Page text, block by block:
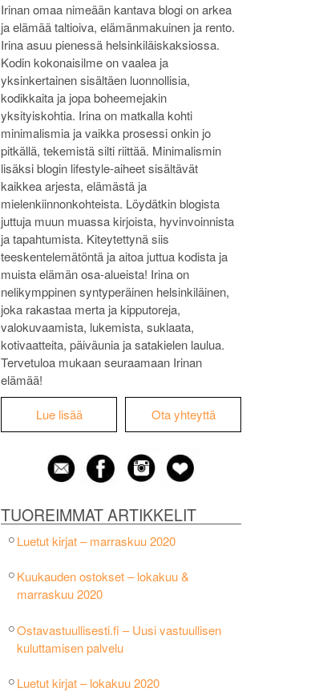
Irinan omaa nimeään kantava blogi on arkea
ja elämää taltioiva, elämänmakuinen ja rento.
Irina asuu pienessä helsinkiläiskaksiossa.
Kodin kokonaisilme on vaalea ja
yksinkertainen sisältäen luonnollisia,
kodikkaita ja jopa boheemejakin
yksityiskohtia. Irina on matkalla kohti
minimalismia ja vaikka prosessi onkin jo
pitkällä, tekemistä silti riittää. Minimalismin
lisäksi blogin lifestyle-aiheet sisältävät
kaikkea arjesta, elämästä ja
mielenkiinnonkohteista. Löydätkin blogista
juttuja muun muassa kirjoista, hyvinvoinnista
ja tapahtumista. Kiteytettynä siis
teeskentelemätöntä ja aitoa juttua kodista ja
muista elämän osa-alueista! Irina on
nelikymppinen syntyperäinen helsinkiläinen,
joka rakastaa merta ja kipputoreja,
valokuvaamista, lukemista, suklaata,
kotivaatteita, päiväunia ja satakielen laulua.
Tervetuloa mukaan seuraamaan Irinan
elämää!
Lue lisää Ota yhteyttä
TUOREIMMAT ARTIKKELIT
Luetut kirjat – marraskuu 2020
Kuukauden ostokset – lokakuu &
marraskuu 2020
Ostavastuullisesti.fi – Uusi vastuullisen
kuluttamisen palvelu
Luetut kirjat – lokakuu 2020